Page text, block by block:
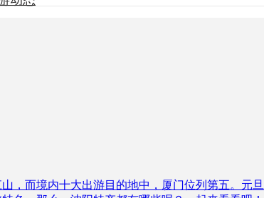
，而境内十大出游目的地中，厦门位列第五。元